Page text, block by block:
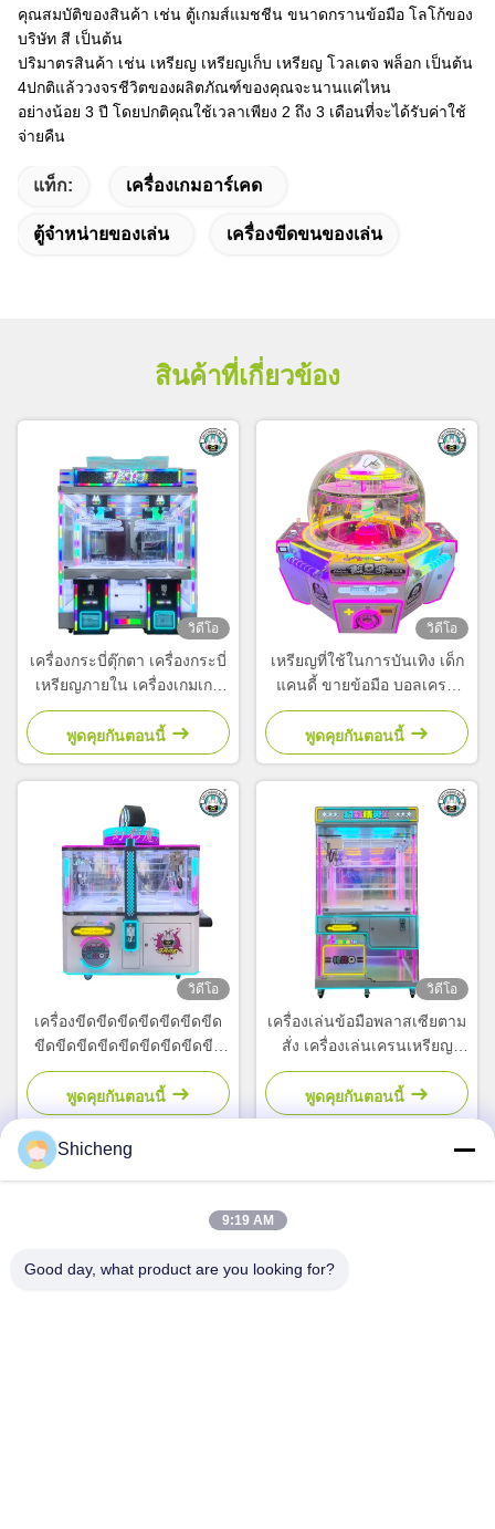
คุณสมบัติของสินค้า เช่น ตู้เกมส์แมชชีน ขนาดกรานข้อมือ โลโก้ของ
บริษัท สี เป็นต้น
ปริมาตรสินค้า เช่น เหรียญ เหรียญเก็บ เหรียญ โวลเตจ พล็อก เป็นต้น
4ปกติแล้ววงจรชีวิตของผลิตภัณฑ์ของคุณจะนานแค่ไหน
อย่างน้อย 3 ปี โดยปกติคุณใช้เวลาเพียง 2 ถึง 3 เดือนที่จะได้รับค่าใช้
จ่ายคืน
แท็ก: เครื่องเกมอาร์เคด
ตู้จำหน่ายของเล่น เครื่องขีดขนของเล่น
สินค้าที่เกี่ยวข้อง
วิดีโอ
เครื่องกระบี่ตุ๊กตา เครื่องกระบี่
เหรียญภายใน เครื่องเกมเกม
เกมส์เด็ก
พูดคุยกันตอนนี้
วิดีโอ
เหรียญที่ใช้ในการบันเทิง เด็ก
แคนดี้ ขายข้อมือ บอลเครน
จับแคนดี้เกมส์เครื่อง
พูดคุยกันตอนนี้
วิดีโอ
เครื่องขีดขีดขีดขีดขีดขีดขีด
ขีดขีดขีดขีดขีดขีดขีดขีดขีด
ขีดขีดขีดขีดขีดขีดขีดขีด
พูดคุยกันตอนนี้
วิดีโอ
เครื่องเล่นข้อมือพลาสเซียตาม
สั่ง เครื่องเล่นเครนเหรียญ
เครื่องเล่นสวนสนุก
พูดคุยกันตอนนี้
ที่อยู่
Shicheng
9:19 AM
Good day, what product are you looking for?